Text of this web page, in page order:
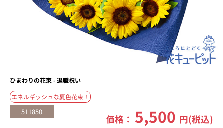
ひまわりの花束 - 退職祝い
エネルギッシュな夏色花束！
511850
価格： 5,500 円(税込)